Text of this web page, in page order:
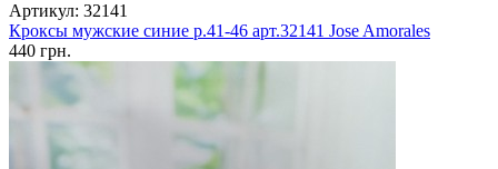
Артикул: 32141
Кроксы мужские синие р.41-46 арт.32141 Jose Amorales
440 грн.